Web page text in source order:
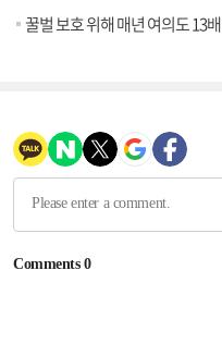
꿀벌 보호 위해 매년 여의도 13배 밀원